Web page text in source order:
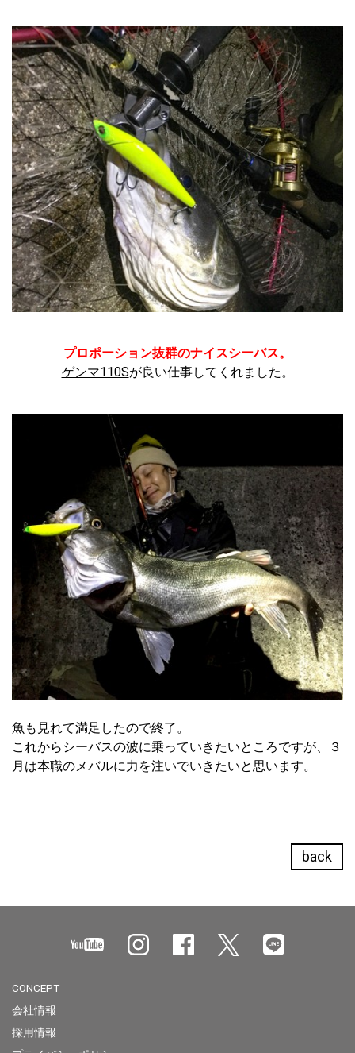
プロポーション抜群のナイスシーバス。
ゲンマ110Sが良い仕事してくれました。
魚も見れて満足したので終了。
これからシーバスの波に乗っていきたいところですが、３
月は本職のメバルに力を注いでいきたいと思います。
back
CONCEPT
会社情報
採用情報